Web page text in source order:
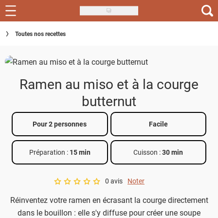
Skip
to
main
Recettes
Inspirations
Actus
Téléchargez l'app Saveurs Recettes
Index des recettes
Toutes nos recettes
Ramen au miso et à la courge
butternut
Pour 2 personnes Facile
Préparation : 15 min Cuisson :30 min
A star rating of 0 out of 5.
0 avis Noter
Réinventez votre ramen en écrasant la courge directement
dans le bouillon : elle s'y diffuse pour créer une soupe